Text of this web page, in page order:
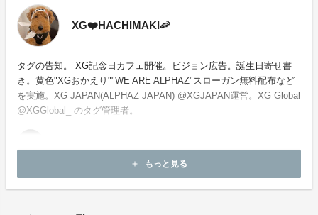
XG❤️HACHIMAKI🦐
タグの告知。 XG記念日カフェ開催。ビジョン広告。誕生日寄せ書
き。黄色"XGおかえり""WE ARE ALPHAZ"スローガン無料配布など
を実施。XG JAPAN(ALPHAZ JAPAN) @XGJAPAN運営。XG Global
@XGGlobal_ のタグ管理者。
add もっと見る